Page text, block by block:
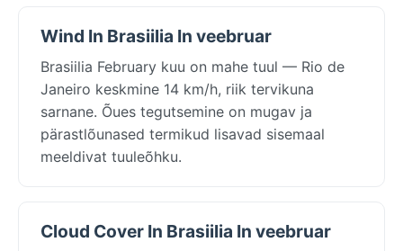
Wind In Brasiilia In veebruar
Brasiilia February kuu on mahe tuul — Rio de
Janeiro keskmine 14 km/h, riik tervikuna
sarnane. Õues tegutsemine on mugav ja
pärastlõunased termikud lisavad sisemaal
meeldivat tuuleõhku.
Cloud Cover In Brasiilia In veebruar